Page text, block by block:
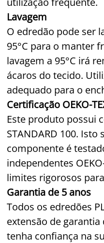
Lavagem
O edredão pode ser
95°C para o manter
lavagem a 95°C irá
ácaros do tecido.
adequado para o
Certificação OEKO-
Este produto possui
STANDARD 100. Isto
componente é
independentes
limites rigorosos
Garantia de 5 anos
Todos os edredões
extensão de garantia
tenha confiança na